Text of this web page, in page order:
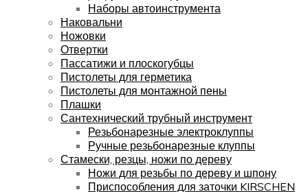
Наборы автоинструмента
Наковальни
Ножовки
Отвертки
Пассатижи и плоскогубцы
Пистолеты для герметика
Пистолеты для монтажной пены
Плашки
Сантехнический трубный инструмент
Резьбонарезные электроклуппы
Ручные резьбонарезные клуппы
Стамески, резцы, ножи по дереву
Ножи для резьбы по дереву и шпону
Приспособления для заточки KIRSCHEN